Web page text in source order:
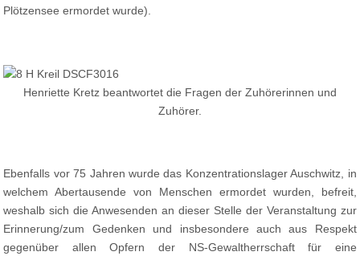
Plötzensee ermordet wurde).
Henriette Kretz beantwortet die Fragen der Zuhörerinnen und
Zuhörer.
Ebenfalls vor 75 Jahren wurde das Konzentrationslager Auschwitz, in
welchem Abertausende von Menschen ermordet wurden, befreit,
weshalb sich die Anwesenden an dieser Stelle der Veranstaltung zur
Erinnerung/zum Gedenken und insbesondere auch aus Respekt
gegenüber allen Opfern der NS-Gewaltherrschaft für eine